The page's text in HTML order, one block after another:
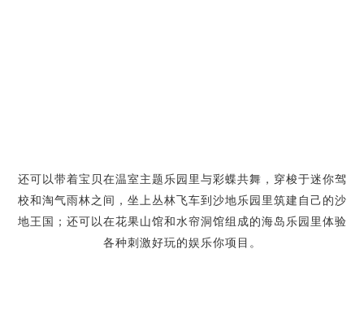
还可以带着宝贝在温室主题乐园里与彩蝶共舞，穿梭于迷你驾
校和淘气雨林之间，坐上丛林飞车到沙地乐园里筑建自己的沙
地王国；还可以在花果山馆和水帘洞馆组成的海岛乐园里体验
各种刺激好玩的娱乐你项目。